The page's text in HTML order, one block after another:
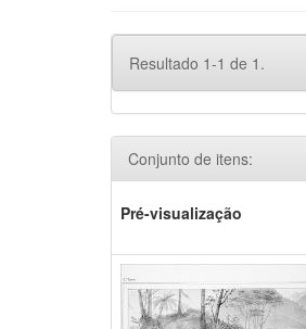
Resultado 1-1 de 1.
Conjunto de itens:
Pré-visualização